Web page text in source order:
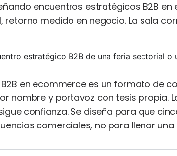
encuentros estratégicos B2B
medido en negocio. La sala
estratégico B2B de una feria sectorial o
en ecommerce es un formato de
nombre y portavoz con tesis propia.
confianza. Se diseña para que
comerciales, no para llenar